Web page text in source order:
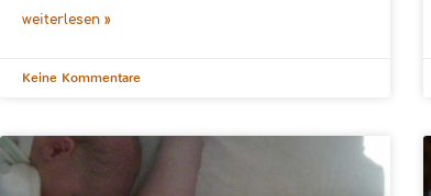
weiterlesen »
Keine Kommentare